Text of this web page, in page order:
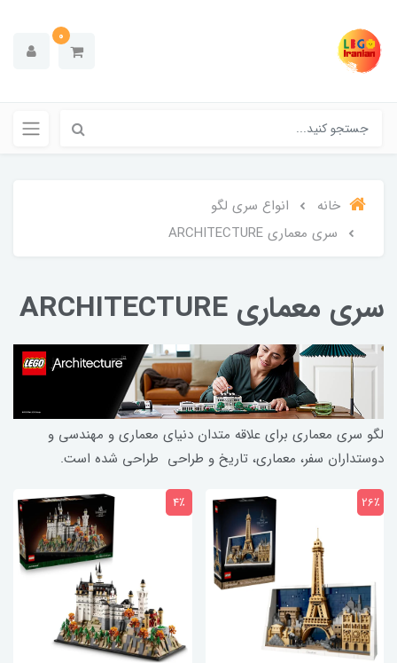
0
خانه
انواع سری لگو
سری معماری ARCHITECTURE
سری معماری ARCHITECTURE
لگو سری معماری برای علاقه متدان دنیای معماری و مهندسی و
دوستداران سفر، معماری، تاریخ و طراحی طراحی شده است.
26٪ 4٪